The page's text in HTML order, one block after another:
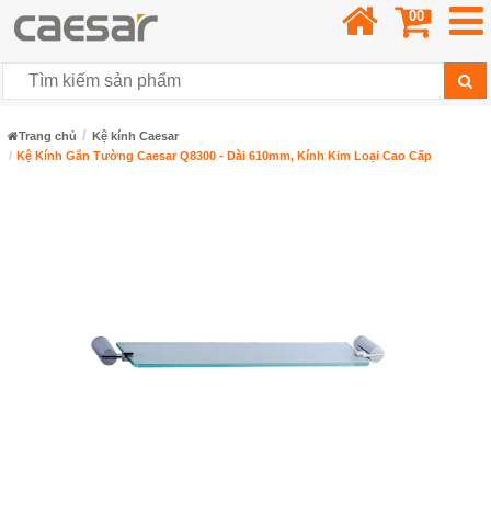
00
Trang chủ
Kệ kính Caesar
Kệ Kính Gắn Tường Caesar Q8300 - Dài 610mm, Kính Kim Loại Cao Cấp